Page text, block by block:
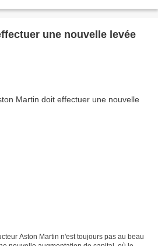
une nouvelle levée
Aston Martin n'est toujours pas au beau